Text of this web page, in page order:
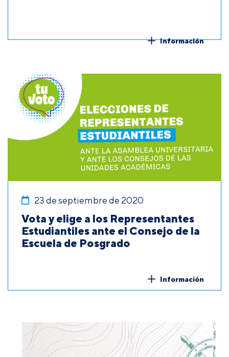
Información
23 de septiembre de 2020
Vota y elige a los Representantes
Estudiantiles ante el Consejo de la
Escuela de Posgrado
Información